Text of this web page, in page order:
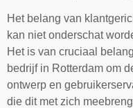
Het belang van
kan niet onderschat
Het is van cruciaal
bedrijf in Rotterdam om
ontwerp en
die dit met zich